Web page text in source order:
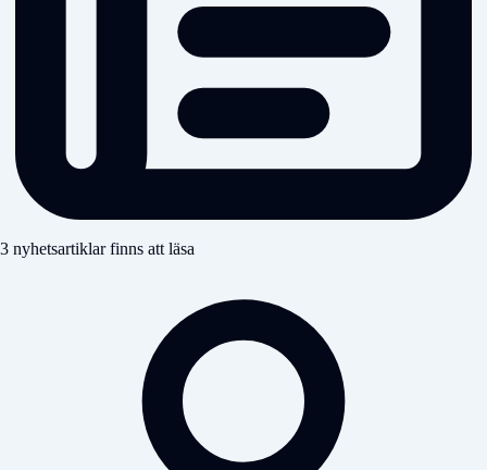
3 nyhetsartiklar finns att läsa